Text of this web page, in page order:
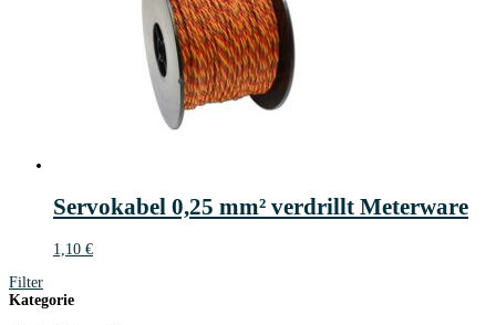
Servokabel 0,25 mm² verdrillt Meterware
1,10 €
Filter
Kategorie